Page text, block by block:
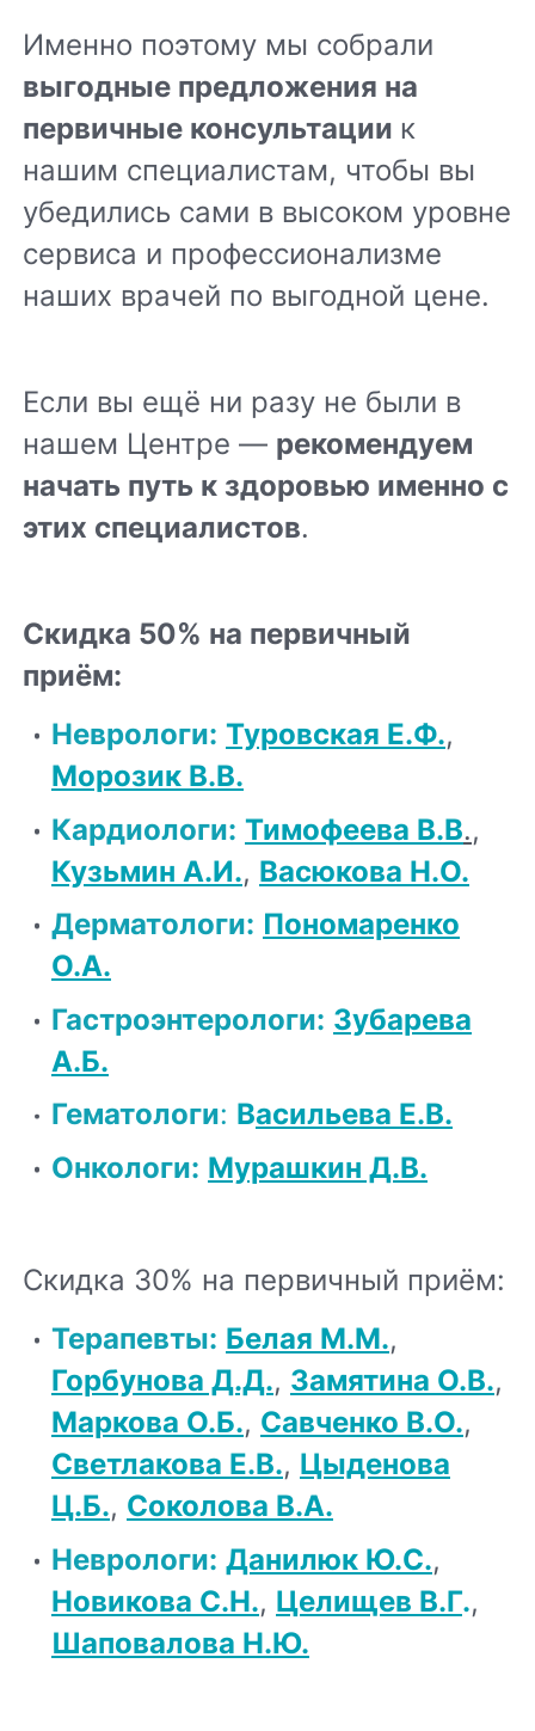
Именно поэтому мы собрали
выгодные предложения на
первичные консультации к
нашим специалистам, чтобы вы
убедились сами в высоком уровне
сервиса и профессионализме
наших врачей по выгодной цене.
Если вы ещё ни разу не были в
нашем Центре — рекомендуем
начать путь к здоровью именно с
этих специалистов.
Скидка 50% на первичный
приём:
Неврологи: Туровская Е.Ф.,
Морозик В.В.
Кардиологи: Тимофеева В.В.,
Кузьмин А.И., Васюкова Н.О.
Дерматологи: Пономаренко
О.А.
Гастроэнтерологи: Зубарева
А.Б.
Гематологи: Васильева Е.В.
Онкологи: Мурашкин Д.В.
Скидка 30% на первичный приём:
Терапевты: Белая М.М.,
Горбунова Д.Д., Замятина О.В.,
Маркова О.Б., Савченко В.О.,
Светлакова Е.В., Цыденова
Ц.Б., Соколова В.А.
Неврологи: Данилюк Ю.С.,
Новикова С.Н., Целищев В.Г.,
Шаповалова Н.Ю.